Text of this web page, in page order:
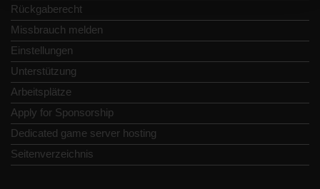
Rückgaberecht
Missbrauch melden
Einstellungen
Unterstützung
Arbeitsplätze
Apply for Sponsorship
Dedicated game server hosting
Seitenverzeichnis